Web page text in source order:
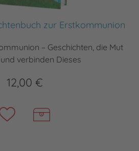
zur Erstkommunion
– Geschichten, die Mut
verbinden Dieses
12,00 €